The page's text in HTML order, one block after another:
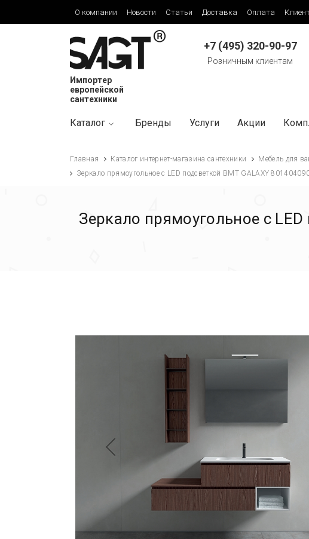
О компании Новости Статьи Доставка Оплата
Импортер
европейской
сантехники
+7 (495) 320-90-97
Розничным клиентам
Каталог Бренды Услуги Акции
Главная Каталог интернет-магазина сантехники Мебель для
Зеркало прямоугольное с LED подсветкой BMT GALAXY
Зеркало прямоугольное с